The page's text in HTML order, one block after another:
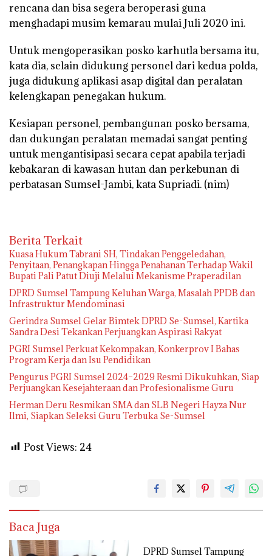
rencana dan bisa segera beroperasi guna
menghadapi musim kemarau mulai Juli 2020 ini.
Untuk mengoperasikan posko karhutla bersama itu,
kata dia, selain didukung personel dari kedua polda,
juga didukung aplikasi asap digital dan peralatan
kelengkapan penegakan hukum.
Kesiapan personel, pembangunan posko bersama,
dan dukungan peralatan memadai sangat penting
untuk mengantisipasi secara cepat apabila terjadi
kebakaran di kawasan hutan dan perkebunan di
perbatasan Sumsel-Jambi, kata Supriadi. (nim)
Berita Terkait
‎Kuasa Hukum Tabrani SH, Tindakan Penggeledahan,
Penyitaan, Penangkapan Hingga Penahanan Terhadap Wakil
Bupati Pali Patut Diuji Melalui Mekanisme Praperadilan
DPRD Sumsel Tampung Keluhan Warga, Masalah PPDB dan
Infrastruktur Mendominasi
Gerindra Sumsel Gelar Bimtek DPRD Se-Sumsel, Kartika
Sandra Desi Tekankan Perjuangkan Aspirasi Rakyat
PGRI Sumsel Perkuat Kekompakan, Konkerprov I Bahas
Program Kerja dan Isu Pendidikan
Pengurus PGRI Sumsel 2024–2029 Resmi Dikukuhkan, Siap
Perjuangkan Kesejahteraan dan Profesionalisme Guru
Herman Deru Resmikan SMA dan SLB Negeri Hayza Nur
Ilmi, Siapkan Seleksi Guru Terbuka Se-Sumsel
Post Views: 24
Baca Juga
DPRD Sumsel Tampung